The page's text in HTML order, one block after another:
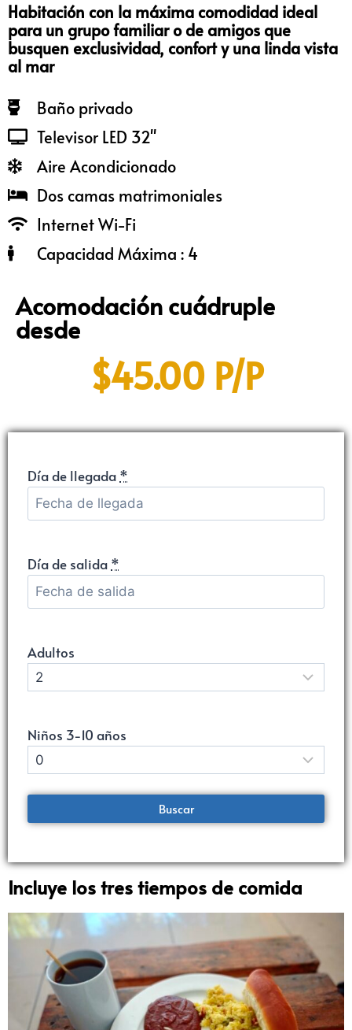
Habitación con la máxima comodidad ideal
para un grupo familiar o de amigos que
busquen exclusividad, confort y una linda vista
al mar
Baño privado
Televisor LED 32"
Aire Acondicionado
Dos camas matrimoniales
Internet Wi-Fi
Capacidad Máxima : 4
Acomodación cuádruple
desde
$45.00 P/P
Día de llegada *
Día de salida *
Adultos
Niños 3-10 años
Incluye los tres tiempos de comida